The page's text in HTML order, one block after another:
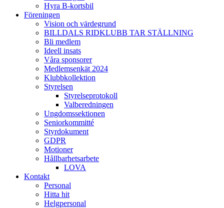
Hyra B-kortsbil
Föreningen
Vision och värdegrund
BILLDALS RIDKLUBB TAR STÄLLNING
Bli medlem
Ideell insats
Våra sponsorer
Medlemsenkät 2024
Klubbkollektion
Styrelsen
Styrelseprotokoll
Valberedningen
Ungdomssektionen
Seniorkommitté
Styrdokument
GDPR
Motioner
Hållbarhetsarbete
LOVA
Kontakt
Personal
Hitta hit
Helgpersonal